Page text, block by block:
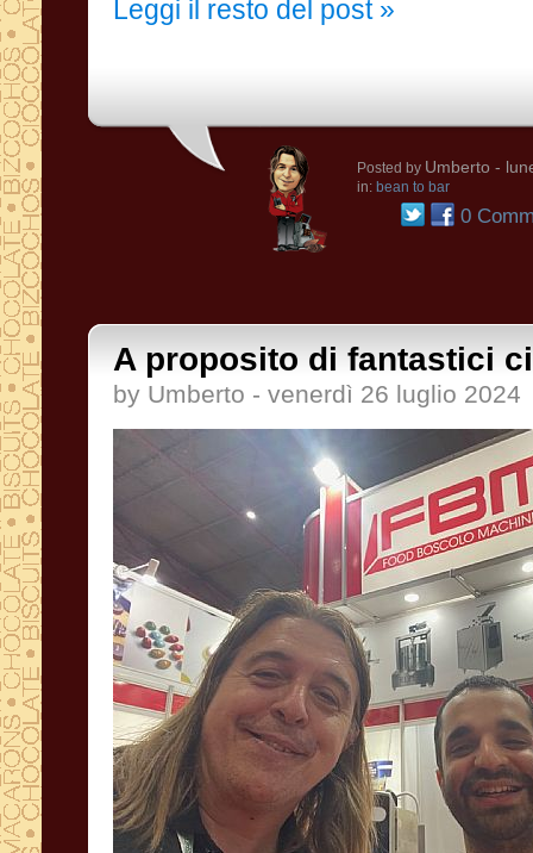
Leggi il resto del post »
Posted by Umberto -
in: bean to bar
0
A proposito di fantastici
by Umberto - venerdì 26 luglio 2024